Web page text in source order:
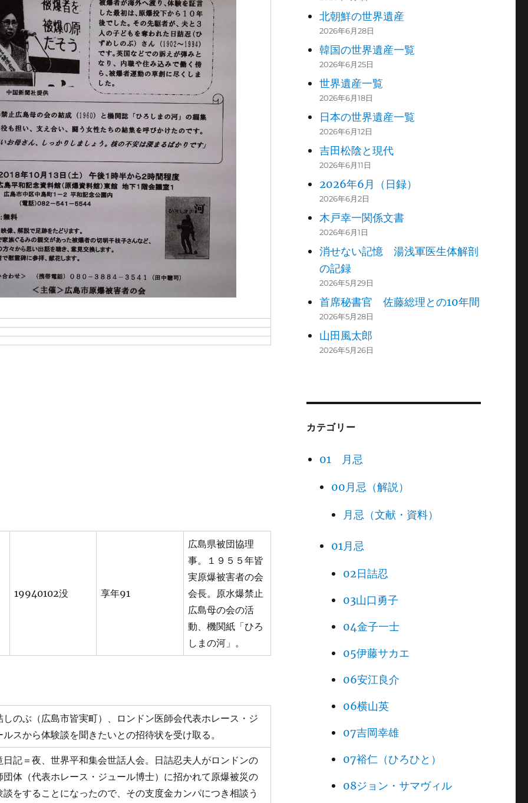
19940102没 享年91
広島県被団協理
事。１９５５年皆
実原爆被害者の会
会長。原水爆禁止
広島母の会の活
動、機関紙「ひろ
しまの河」。
しのぶ（広島市皆実町）、ロンドン医師会代表ホレース・ジ
ルスから体験談を聞きたいとの招待状を受け取る。
日記＝夜、世界平和集会世話人会。日詰忍夫人がロンドンの
団体（代表ホレース・ジュール博士）に招かれて原爆被災の
談をすることになったので、その支度金カンパにつき相談う
北朝鮮の世界遺産
2026年6月28日
韓国の世界遺産一覧
2026年6月25日
世界遺産一覧
2026年6月18日
日本の世界遺産一覧
2026年6月12日
吉田松陰と現代
2026年6月11日
2026年6月（日録）
2026年6月2日
木戸幸一関係文書
2026年6月1日
消せない記憶 湯浅軍医生体解剖
の記録
2026年5月29日
首席秘書官 佐藤総理との10年間
2026年5月28日
山田風太郎
2026年5月26日
カテゴリー
01 月忌
00月忌（解説）
月忌（文献・資料）
01月忌
02日詰忍
03山口勇子
04金子一士
05伊藤サカエ
06安江良介
06横山英
07吉岡幸雄
07裕仁（ひろひと）
08ジョン・サマヴィル